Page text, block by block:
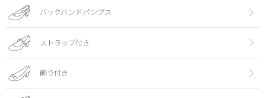
バックバンドパンプス
ストラップ付き
飾り付き